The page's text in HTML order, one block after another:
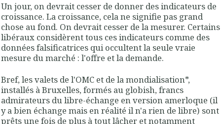
Un jour, on devrait cesser de donner des indicateurs de
croissance. La croissance, cela ne signifie pas grand
chose au fond. On devrait cesser de la mesurer. Certains
libéraux considèrent tous ces indicateurs comme des
données falsificatrices qui occultent la seule vraie
mesure du marché : l'offre et la demande.
Bref, les valets de l'OMC et de la mondialisation*,
installés à Bruxelles, formés au globish, francs
admirateurs du libre-échange en version amerloque (il
y a bien échange mais en réalité il n'a rien de libre) sont
prêts une fois de plus à tout lâcher et notamment